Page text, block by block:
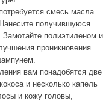
смесь масла
получившуюся
Замотайте полиэтиленом и
проникновения
вам понадобятся две
и несколько капель
и кожу головы,